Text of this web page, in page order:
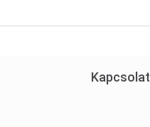
Kapcsolat